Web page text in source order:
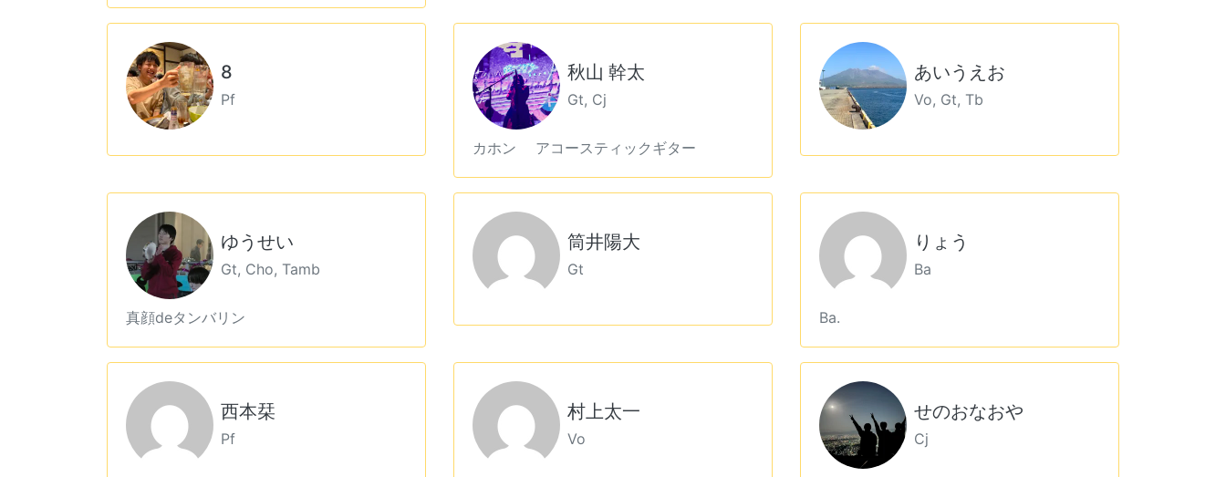
8
Pf
秋山 幹太
Gt, Cj
カホン アコースティックギター
あいうえお
Vo, Gt, Tb
ゆうせい
Gt, Cho, Tamb
真顔deタンバリン
筒井陽大
Gt
りょう
Ba
Ba.
西本栞
Pf
村上太一
Vo
せのおなおや
Cj